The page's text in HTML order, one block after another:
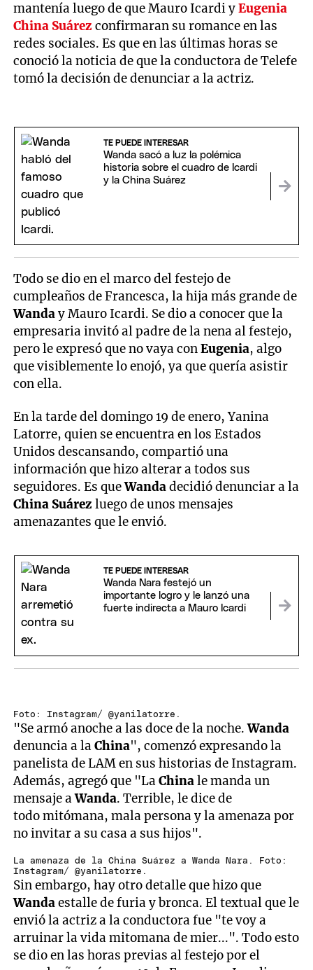
mantenía luego de que Mauro Icardi yEugenia
China Suárez confirmaran su romance en las
redes sociales. Es que en las últimas horas se
conoció la noticia de que la conductora de Telefe
tomó la decisión de denunciar a la actriz.
TE PUEDE INTERESAR
Wanda sacó a luz la polémica
historia sobre el cuadro de Icardi
y la China Suárez
Todo se dio en el marco del festejo de
cumpleaños de Francesca, la hija más grande de
Wanday Mauro Icardi. Se dio a conocer que la
empresaria invitó al padre de la nena al festejo,
pero le expresó que no vaya conEugenia, algo
que visiblemente lo enojó, ya que quería asistir
con ella.
En la tarde del domingo 19 de enero, Yanina
Latorre, quien se encuentra en los Estados
Unidos descansando, compartió una
información que hizo alterar a todos sus
seguidores. Es queWandadecidió denunciar a la
China Suárez luego de unos mensajes
amenazantes que le envió.
TE PUEDE INTERESAR
Wanda Nara festejó un
importante logro y le lanzó una
fuerte indirecta a Mauro Icardi
Foto: Instagram/ @yanilatorre.
"Se armó anoche a las doce de la noche.Wanda
denuncia a la China", comenzó expresando la
panelista de LAM en sus historias de Instagram.
Además, agregó que "La Chinale manda un
mensaje aWanda. Terrible, le dice de
todo mitómana, mala persona y la amenaza por
no invitar a su casa a sus hijos".
La amenaza de la China Suárez a Wanda Nara. Foto:
Instagram/ @yanilatorre.
Sin embargo, hay otro detalle que hizo que
Wandaestalle de furia y bronca. El textual que le
envió la actriz a la conductora fue "te voy a
arruinar la vida mitomana de mier...". Todo esto
se dio en las horas previas al festejo por el